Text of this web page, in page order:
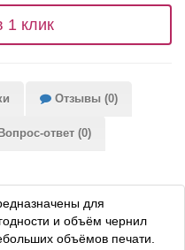
1 клик
Отзывы (0)
Вопрос-ответ (0)
для
и объём чернил
объёмов печати.